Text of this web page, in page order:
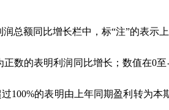
额同比增长栏中，标“注”的表示
正数的表明利润同比增长；数值在0
100%的表明由上年同期盈利转为